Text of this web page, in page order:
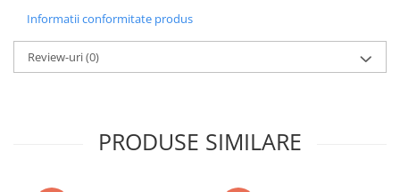
Informatii conformitate produs
Review-uri(0)
PRODUSE SIMILARE